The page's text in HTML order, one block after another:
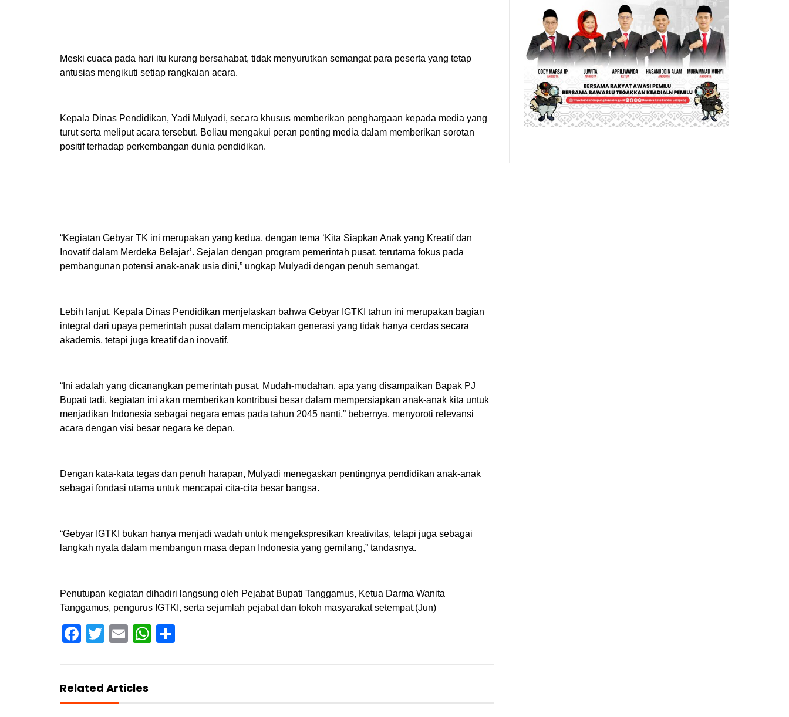
Meski cuaca pada hari itu kurang bersahabat, tidak menyurutkan semangat para peserta yang tetap
antusias mengikuti setiap rangkaian acara.
Kepala Dinas Pendidikan, Yadi Mulyadi, secara khusus memberikan penghargaan kepada media yang
turut serta meliput acara tersebut. Beliau mengakui peran penting media dalam memberikan sorotan
positif terhadap perkembangan dunia pendidikan.
“Kegiatan Gebyar TK ini merupakan yang kedua, dengan tema ‘Kita Siapkan Anak yang Kreatif dan
Inovatif dalam Merdeka Belajar’. Sejalan dengan program pemerintah pusat, terutama fokus pada
pembangunan potensi anak-anak usia dini,” ungkap Mulyadi dengan penuh semangat.
Lebih lanjut, Kepala Dinas Pendidikan menjelaskan bahwa Gebyar IGTKI tahun ini merupakan bagian
integral dari upaya pemerintah pusat dalam menciptakan generasi yang tidak hanya cerdas secara
akademis, tetapi juga kreatif dan inovatif.
“Ini adalah yang dicanangkan pemerintah pusat. Mudah-mudahan, apa yang disampaikan Bapak PJ
Bupati tadi, kegiatan ini akan memberikan kontribusi besar dalam mempersiapkan anak-anak kita untuk
menjadikan Indonesia sebagai negara emas pada tahun 2045 nanti,” bebernya, menyoroti relevansi
acara dengan visi besar negara ke depan.
Dengan kata-kata tegas dan penuh harapan, Mulyadi menegaskan pentingnya pendidikan anak-anak
sebagai fondasi utama untuk mencapai cita-cita besar bangsa.
“Gebyar IGTKI bukan hanya menjadi wadah untuk mengekspresikan kreativitas, tetapi juga sebagai
langkah nyata dalam membangun masa depan Indonesia yang gemilang,” tandasnya.
Penutupan kegiatan dihadiri langsung oleh Pejabat Bupati Tanggamus, Ketua Darma Wanita
Tanggamus, pengurus IGTKI, serta sejumlah pejabat dan tokoh masyarakat setempat.(Jun)
Facebook
TwitterEmailWhatsApp
Related Articles